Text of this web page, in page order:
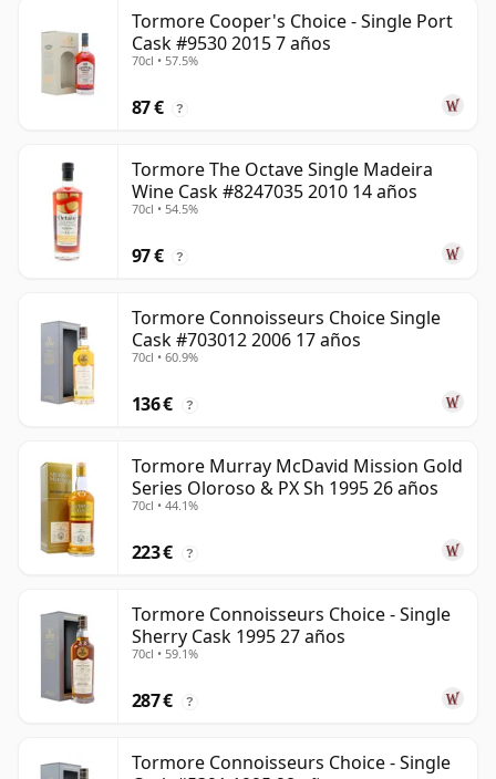
Tormore Cooper's Choice - Single Port
Cask #9530 2015 7 años
70cl • 57.5%
87 € ?
Tormore The Octave Single Madeira
Wine Cask #8247035 2010 14 años
70cl • 54.5%
97 € ?
Tormore Connoisseurs Choice Single
Cask #703012 2006 17 años
70cl • 60.9%
136 € ?
Tormore Murray McDavid Mission Gold
Series Oloroso & PX Sh 1995 26 años
70cl • 44.1%
223 € ?
Tormore Connoisseurs Choice - Single
Sherry Cask 1995 27 años
70cl • 59.1%
287 € ?
Tormore Connoisseurs Choice - Single